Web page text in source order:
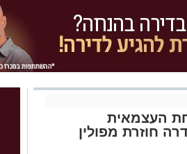
העצמאית
חוזרת מפולין